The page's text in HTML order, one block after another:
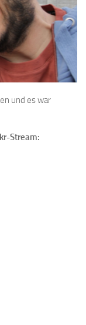
und es war
Stream: